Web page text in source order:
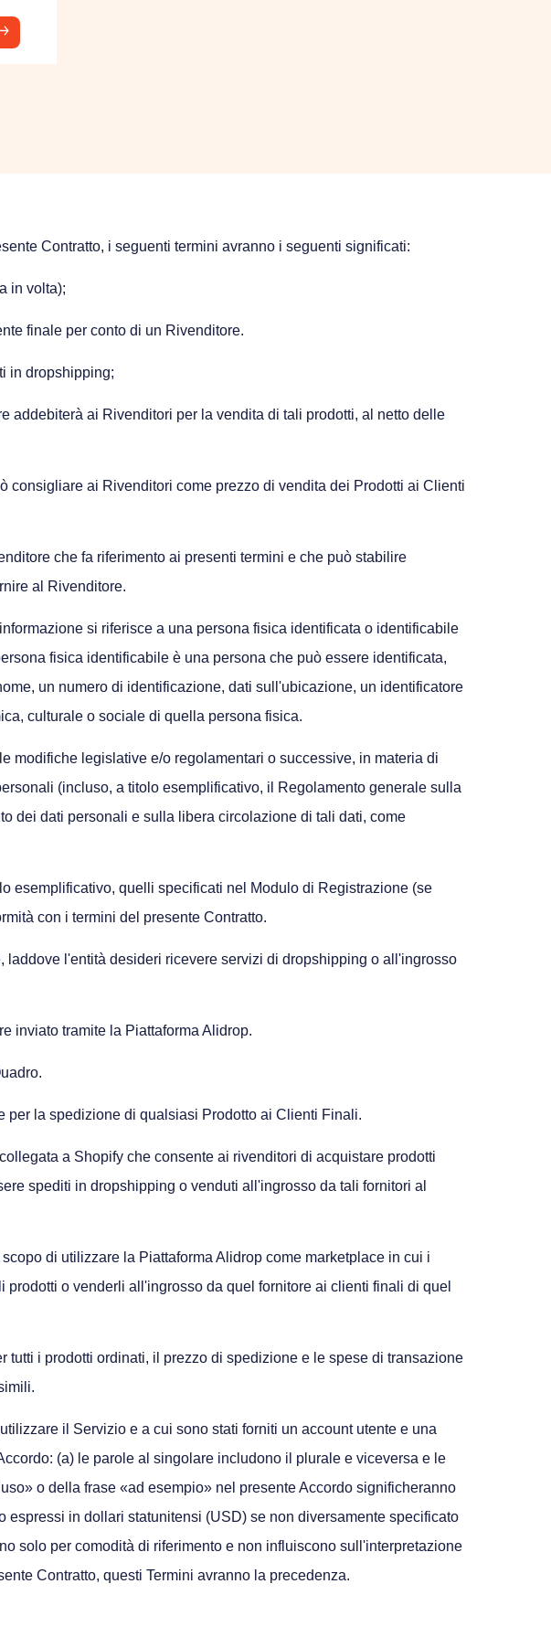
Contratto, i seguenti termini avranno i seguenti significati:
in volta);
finale per conto di un Rivenditore.
in dropshipping;
addebiterà ai Rivenditori per la vendita di tali prodotti, al netto delle
ai Rivenditori come prezzo di vendita dei Prodotti ai Clienti
che fa riferimento ai presenti termini e che può stabilire
al Rivenditore.
si riferisce a una persona fisica identificata o identificabile
fisica identificabile è una persona che può essere identificata,
un numero di identificazione, dati sull'ubicazione, un identificatore
culturale o sociale di quella persona fisica.
modifiche legislative e/o regolamentari o successive, in materia di
(incluso, a titolo esemplificativo, il Regolamento generale sulla
dei dati personali e sulla libera circolazione di tali dati, come
esemplificativo, quelli specificati nel Modulo di Registrazione (se
con i termini del presente Contratto.
l'entità desideri ricevere servizi di dropshipping o all'ingrosso
inviato tramite la Piattaforma Alidrop.
la spedizione di qualsiasi Prodotto ai Clienti Finali.
a Shopify che consente ai rivenditori di acquistare prodotti
spediti in dropshipping o venduti all'ingrosso da tali fornitori al
di utilizzare la Piattaforma Alidrop come marketplace in cui i
o venderli all'ingrosso da quel fornitore ai clienti finali di quel
tutti i prodotti ordinati, il prezzo di spedizione e le spese di transazione
il Servizio e a cui sono stati forniti un account utente e una
(a) le parole al singolare includono il plurale e viceversa e le
o della frase «ad esempio» nel presente Accordo significheranno
in dollari statunitensi (USD) se non diversamente specificato
solo per comodità di riferimento e non influiscono sull'interpretazione
Contratto, questi Termini avranno la precedenza.